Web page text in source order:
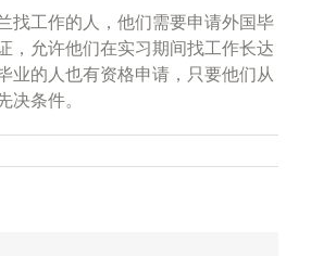
找工作的人，他们需要申请外国毕
，允许他们在实习期间找工作长达
业的人也有资格申请，只要他们从
决条件。